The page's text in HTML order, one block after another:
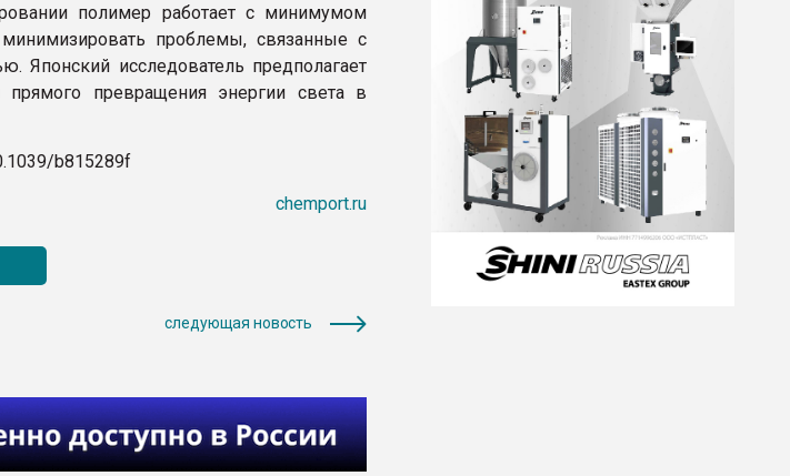
полимер работает с минимумом
проблемы, связанные с
Японский исследователь предполагает
превращения энергии света в
b815289f
chemport.ru
следующая новость